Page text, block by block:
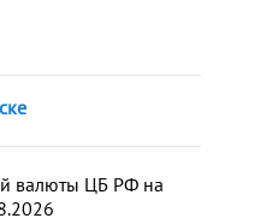
валюты ЦБ РФ на